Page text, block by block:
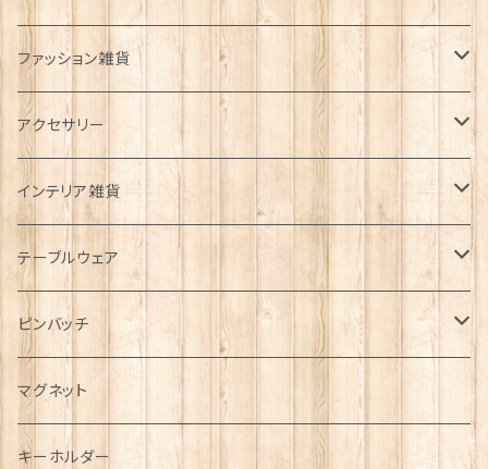
ファッション雑貨
タータンネクタイ
帽子
キャップ
ハンチング帽
ディアストーカー
Tシャツ
マフラー
タータン【Bronte by Moon】
タータン【Glencroft】
サッシュ
スカーフ
アクセサリー
ORTAK
ブローチ
ペンダント
チャーム
その他のアクセサリー
インテリア雑貨
インテリア置物
ラブスプーン
ラブスプーン【SION LLEWELLYN】
ラブスプーン【PAUL CURTIS】
ファブリック
テーブルウェア
ティータオル
ペーパーナプキン
ティーコジー
ピンバッチ
ジェネラルデザイン
乗り物
ミリタリー
マグネット
キーホルダー